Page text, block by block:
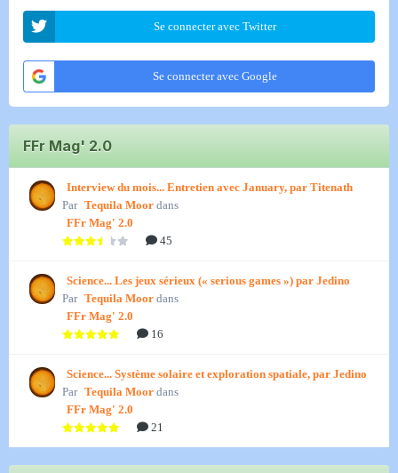
Se connecter avec Twitter
Se connecter avec Google
FFr Mag' 2.0
Interview du mois... Entretien avec January, par Titenath
Par Tequila Moor dans
FFr Mag' 2.0
45
Science... Les jeux sérieux (« serious games ») par Jedino
Par Tequila Moor dans
FFr Mag' 2.0
16
Science... Système solaire et exploration spatiale, par Jedino
Par Tequila Moor dans
FFr Mag' 2.0
21